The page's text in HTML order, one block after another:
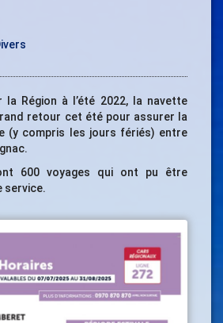
la Région à l’été 2022, la navette
retour cet été pour assurer la
(y compris les jours fériés) entre
600 voyages qui ont pu être
service.